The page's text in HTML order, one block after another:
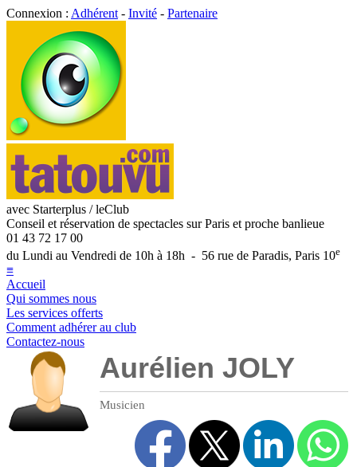
Connexion : Adhérent - Invité - Partenaire
avec Starterplus / leClub
Conseil et réservation de spectacles sur Paris et proche banlieue
01 43 72 17 00
du Lundi au Vendredi de 10h à 18h - 56 rue de Paradis, Paris 10e
≡
Accueil
Qui sommes nous
Les services offerts
Comment adhérer au club
Contactez-nous
Aurélien JOLY
Musicien